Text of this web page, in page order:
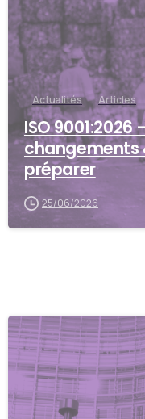
Actualités Articles
ISO
changements
préparer
25/06/2026